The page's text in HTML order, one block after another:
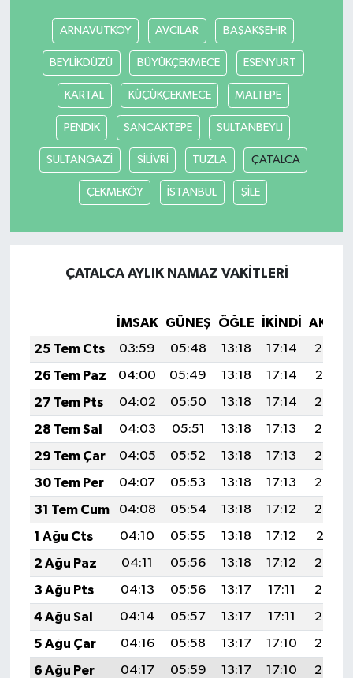
ARNAVUTKOY AVCILAR BAŞAKŞEHİR
BEYLİKDÜZÜ BÜYÜKÇEKMECE ESENYURT
KARTAL KÜÇÜKÇEKMECE MALTEPE
PENDİK SANCAKTEPE SULTANBEYLİ
SULTANGAZİ SİLİVRİ TUZLA ÇATALCA
ÇEKMEKÖY İSTANBUL ŞİLE
ÇATALCA AYLIK NAMAZ VAKITLERI
İMSAK GÜNEŞ ÖĞLE İKINDI
25 Tem Cts
03:59 05:48 13:18 17:14
20:38
26 Tem Paz
04:00 05:49 13:18 17:14
20:37
27 Tem Pts
04:02 05:50 13:18 17:14
20:36
28 Tem Sal
04:03 05:51 13:18 17:13
20:35
29 Tem Çar
04:05 05:52 13:18 17:13
20:34
30 Tem Per
04:07 05:53 13:18 17:13
20:33
31 Tem Cum
04:08 05:54 13:18 17:12
20:32
1 Ağu Cts
04:10 05:55 13:18 17:12
20:31
2 Ağu Paz
04:11 05:56 13:18 17:12
20:30
3 Ağu Pts
04:13 05:56 13:17 17:11
20:28
4 Ağu Sal
04:14 05:57 13:17 17:11
20:27
5 Ağu Çar
04:16 05:58 13:17 17:10
20:26
6 Ağu Per
04:17 05:59 13:17 17:10
20:25